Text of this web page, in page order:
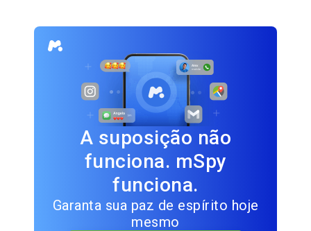
A suposição não
funciona. mSpy
funciona.
Garanta sua paz de espírito hoje
mesmo